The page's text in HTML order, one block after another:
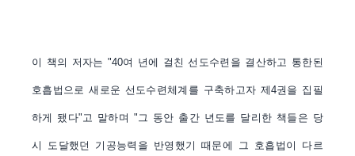
이 책의 저자는 "40여 년에 걸친 선도수련을 결산하고 통한된
호흡법으로 새로운 선도수련체계를 구축하고자 제4권을 집필
하게 됐다"고 말하며 "그 동안 출간 년도를 달리한 책들은 당
시 도달했던 기공능력을 반영했기 때문에 그 호흡법이 다르